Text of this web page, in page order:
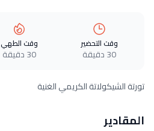
وقت التحضير
30 دقيقة
وقت الطهي
30 دقيقة
تورتة الشيكولاتة الكريمي الغنية
المقادير